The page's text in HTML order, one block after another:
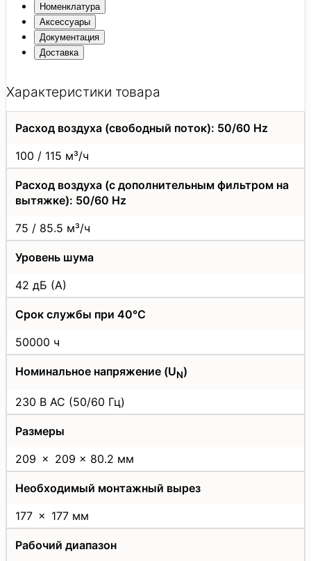
Номенклатура
Аксессуары
Документация
Доставка
Характеристики товара
Расход воздуха (свободный поток): 50/60 Hz
100 / 115 м³/ч
Расход воздуха (с дополнительным фильтром на
вытяжке): 50/60 Hz
75 / 85.5 м³/ч
Уровень шума
42 дБ (А)
Срок службы при 40°C
50000 ч
Номинальное напряжение (UN)
230 B AC (50/60 Гц)
Размеры
209 × 209 × 80.2 мм
Необходимый монтажный вырез
177 × 177 мм
Рабочий диапазон